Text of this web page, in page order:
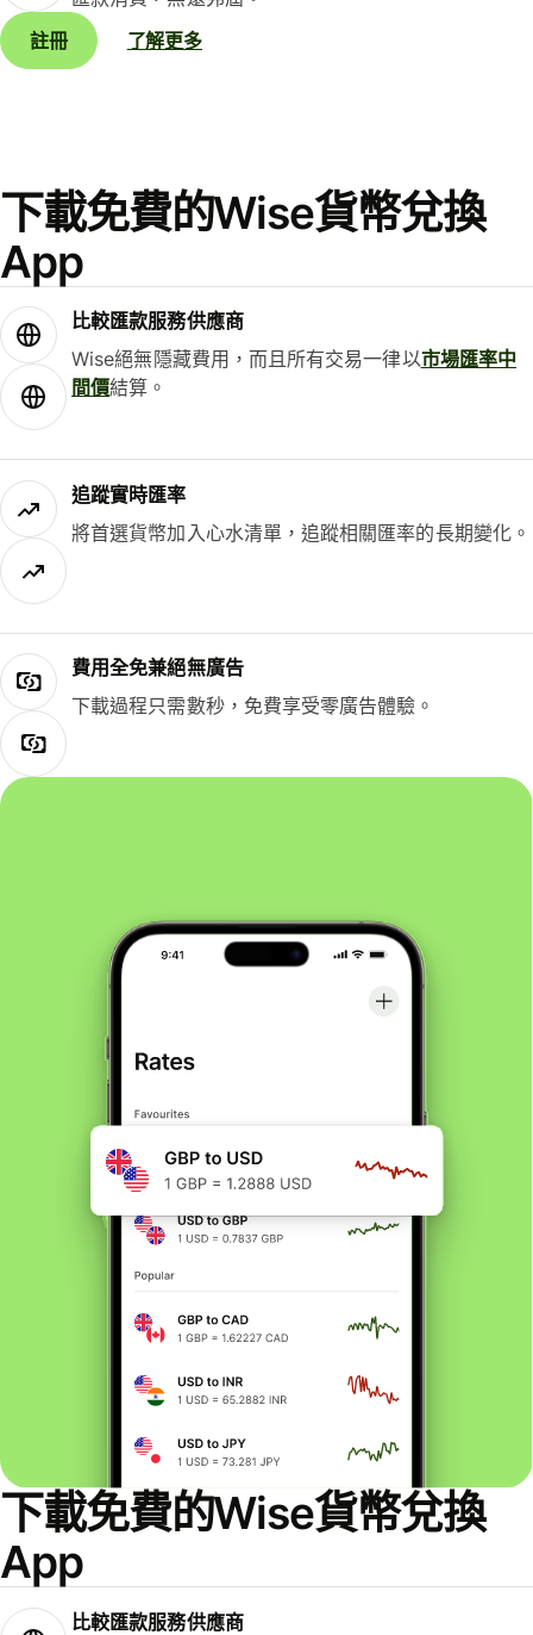
註冊
了解更多
下載免費的Wise貨幣兌換
App
比較匯款服務供應商
Wise絕無隱藏費用，而且所有交易一律以市場匯率中
間價結算。
追蹤實時匯率
將首選貨幣加入心水清單，追蹤相關匯率的長期變化。
費用全免兼絕無廣告
下載過程只需數秒，免費享受零廣告體驗。
下載免費的Wise貨幣兌換
App
比較匯款服務供應商